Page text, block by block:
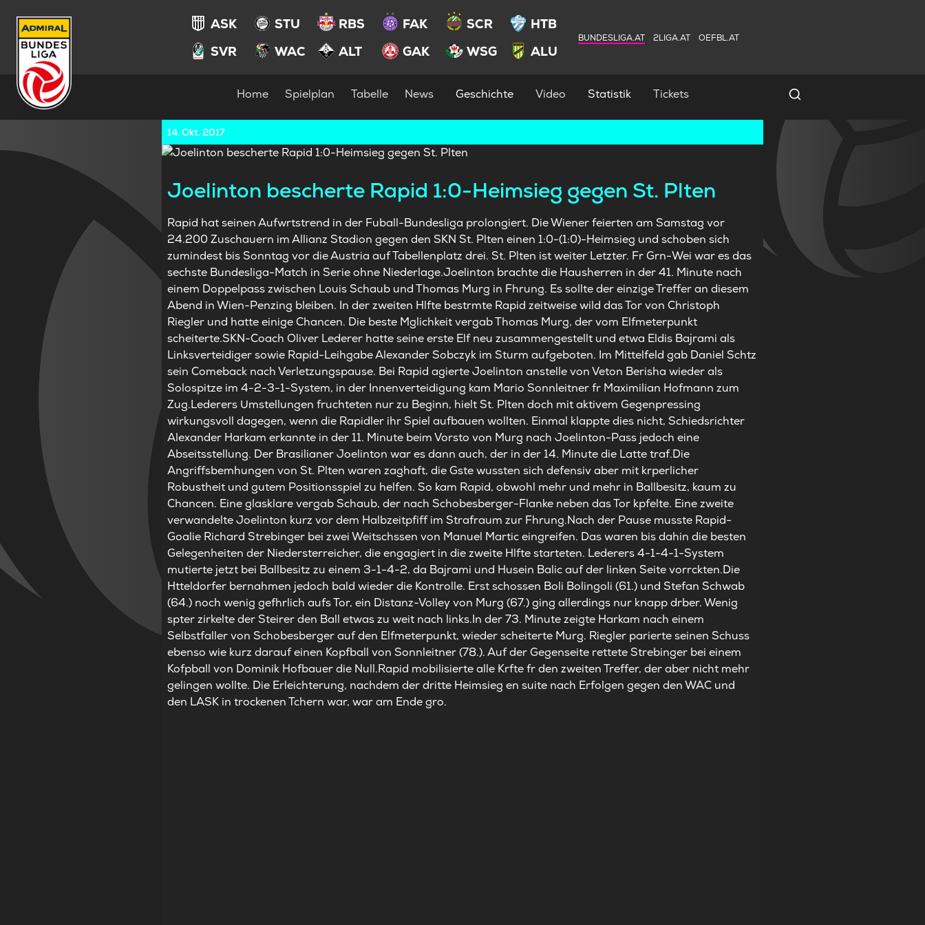
ASK STU RBS FAK SCR
HTB
SVR
WAC ALT GAK WSG ALU
BUNDESLIGA.AT 2LIGA.AT OEFBL.AT
Home Spielplan Tabelle News Geschichte Video Statistik Tickets Spielersuche
14. Okt. 2017
Joelinton bescherte Rapid 1:0-Heimsieg gegen St. Plten
Rapid hat seinen Aufwrtstrend in der Fuball-Bundesliga prolongiert. Die Wiener feierten am Samstag vor
24.200 Zuschauern im Allianz Stadion gegen den SKN St. Plten einen 1:0-(1:0)-Heimsieg und schoben sich
zumindest bis Sonntag vor die Austria auf Tabellenplatz drei. St. Plten ist weiter Letzter. Fr Grn-Wei war es das
sechste Bundesliga-Match in Serie ohne Niederlage.Joelinton brachte die Hausherren in der 41. Minute nach
einem Doppelpass zwischen Louis Schaub und Thomas Murg in Fhrung. Es sollte der einzige Treffer an diesem
Abend in Wien-Penzing bleiben. In der zweiten Hlfte bestrmte Rapid zeitweise wild das Tor von Christoph
Riegler und hatte einige Chancen. Die beste Mglichkeit vergab Thomas Murg, der vom Elfmeterpunkt
scheiterte.SKN-Coach Oliver Lederer hatte seine erste Elf neu zusammengestellt und etwa Eldis Bajrami als
Linksverteidiger sowie Rapid-Leihgabe Alexander Sobczyk im Sturm aufgeboten. Im Mittelfeld gab Daniel Schtz
sein Comeback nach Verletzungspause. Bei Rapid agierte Joelinton anstelle von Veton Berisha wieder als
Solospitze im 4-2-3-1-System, in der Innenverteidigung kam Mario Sonnleitner fr Maximilian Hofmann zum
Zug.Lederers Umstellungen fruchteten nur zu Beginn, hielt St. Plten doch mit aktivem Gegenpressing
wirkungsvoll dagegen, wenn die Rapidler ihr Spiel aufbauen wollten. Einmal klappte dies nicht, Schiedsrichter
Alexander Harkam erkannte in der 11. Minute beim Vorsto von Murg nach Joelinton-Pass jedoch eine
Abseitsstellung. Der Brasilianer Joelinton war es dann auch, der in der 14. Minute die Latte traf.Die
Angriffsbemhungen von St. Plten waren zaghaft, die Gste wussten sich defensiv aber mit krperlicher
Robustheit und gutem Positionsspiel zu helfen. So kam Rapid, obwohl mehr und mehr in Ballbesitz, kaum zu
Chancen. Eine glasklare vergab Schaub, der nach Schobesberger-Flanke neben das Tor kpfelte. Eine zweite
verwandelte Joelinton kurz vor dem Halbzeitpfiff im Strafraum zur Fhrung.Nach der Pause musste Rapid-
Goalie Richard Strebinger bei zwei Weitschssen von Manuel Martic eingreifen. Das waren bis dahin die besten
Gelegenheiten der Niedersterreicher, die engagiert in die zweite Hlfte starteten. Lederers 4-1-4-1-System
mutierte jetzt bei Ballbesitz zu einem 3-1-4-2, da Bajrami und Husein Balic auf der linken Seite vorrckten.Die
Htteldorfer bernahmen jedoch bald wieder die Kontrolle. Erst schossen Boli Bolingoli (61.) und Stefan Schwab
(64.) noch wenig gefhrlich aufs Tor, ein Distanz-Volley von Murg (67.) ging allerdings nur knapp drber. Wenig
spter zirkelte der Steirer den Ball etwas zu weit nach links.In der 73. Minute zeigte Harkam nach einem
Selbstfaller von Schobesberger auf den Elfmeterpunkt, wieder scheiterte Murg. Riegler parierte seinen Schuss
ebenso wie kurz darauf einen Kopfball von Sonnleitner (78.). Auf der Gegenseite rettete Strebinger bei einem
Kofpball von Dominik Hofbauer die Null.Rapid mobilisierte alle Krfte fr den zweiten Treffer, der aber nicht mehr
gelingen wollte. Die Erleichterung, nachdem der dritte Heimsieg en suite nach Erfolgen gegen den WAC und
den LASK in trockenen Tchern war, war am Ende gro.